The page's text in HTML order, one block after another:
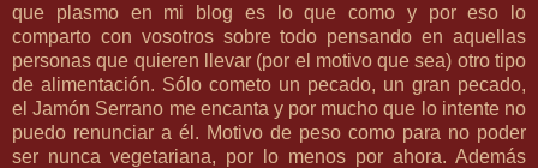
que plasmo en mi blog es lo que como y por eso lo
comparto con vosotros sobre todo pensando en aquellas
personas que quieren llevar (por el motivo que sea) otro tipo
de alimentación. Sólo cometo un pecado, un gran pecado,
el Jamón Serrano me encanta y por mucho que lo intente no
puedo renunciar a él. Motivo de peso como para no poder
ser nunca vegetariana, por lo menos por ahora. Además